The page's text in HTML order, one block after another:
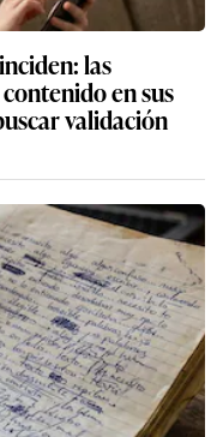
las
en sus
validación